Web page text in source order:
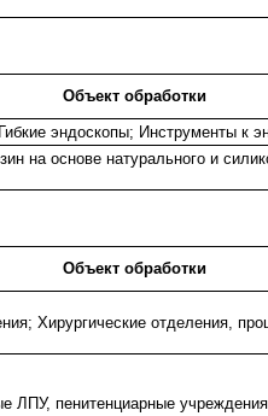
Объект обработки
эндоскопы; Инструменты к
на основе натурального и
Объект обработки
Хирургические отделения,
ЛПУ, пенитенциарные